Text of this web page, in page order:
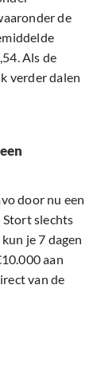
de
Als de
verder dalen
door nu een
Stort slechts
je 7 dagen
aan
van de